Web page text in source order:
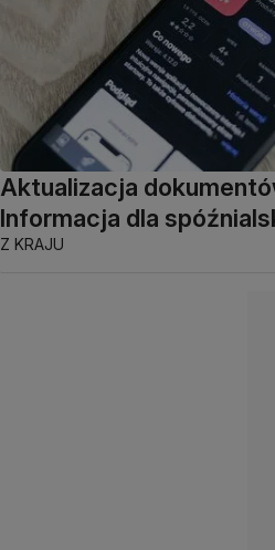
Aktualizacja
Informacja dla
Z KRAJU